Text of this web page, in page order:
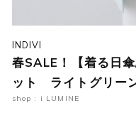
INDIVI
春SALE！【着る日
ット ライトグリー
shop : i LUMINE